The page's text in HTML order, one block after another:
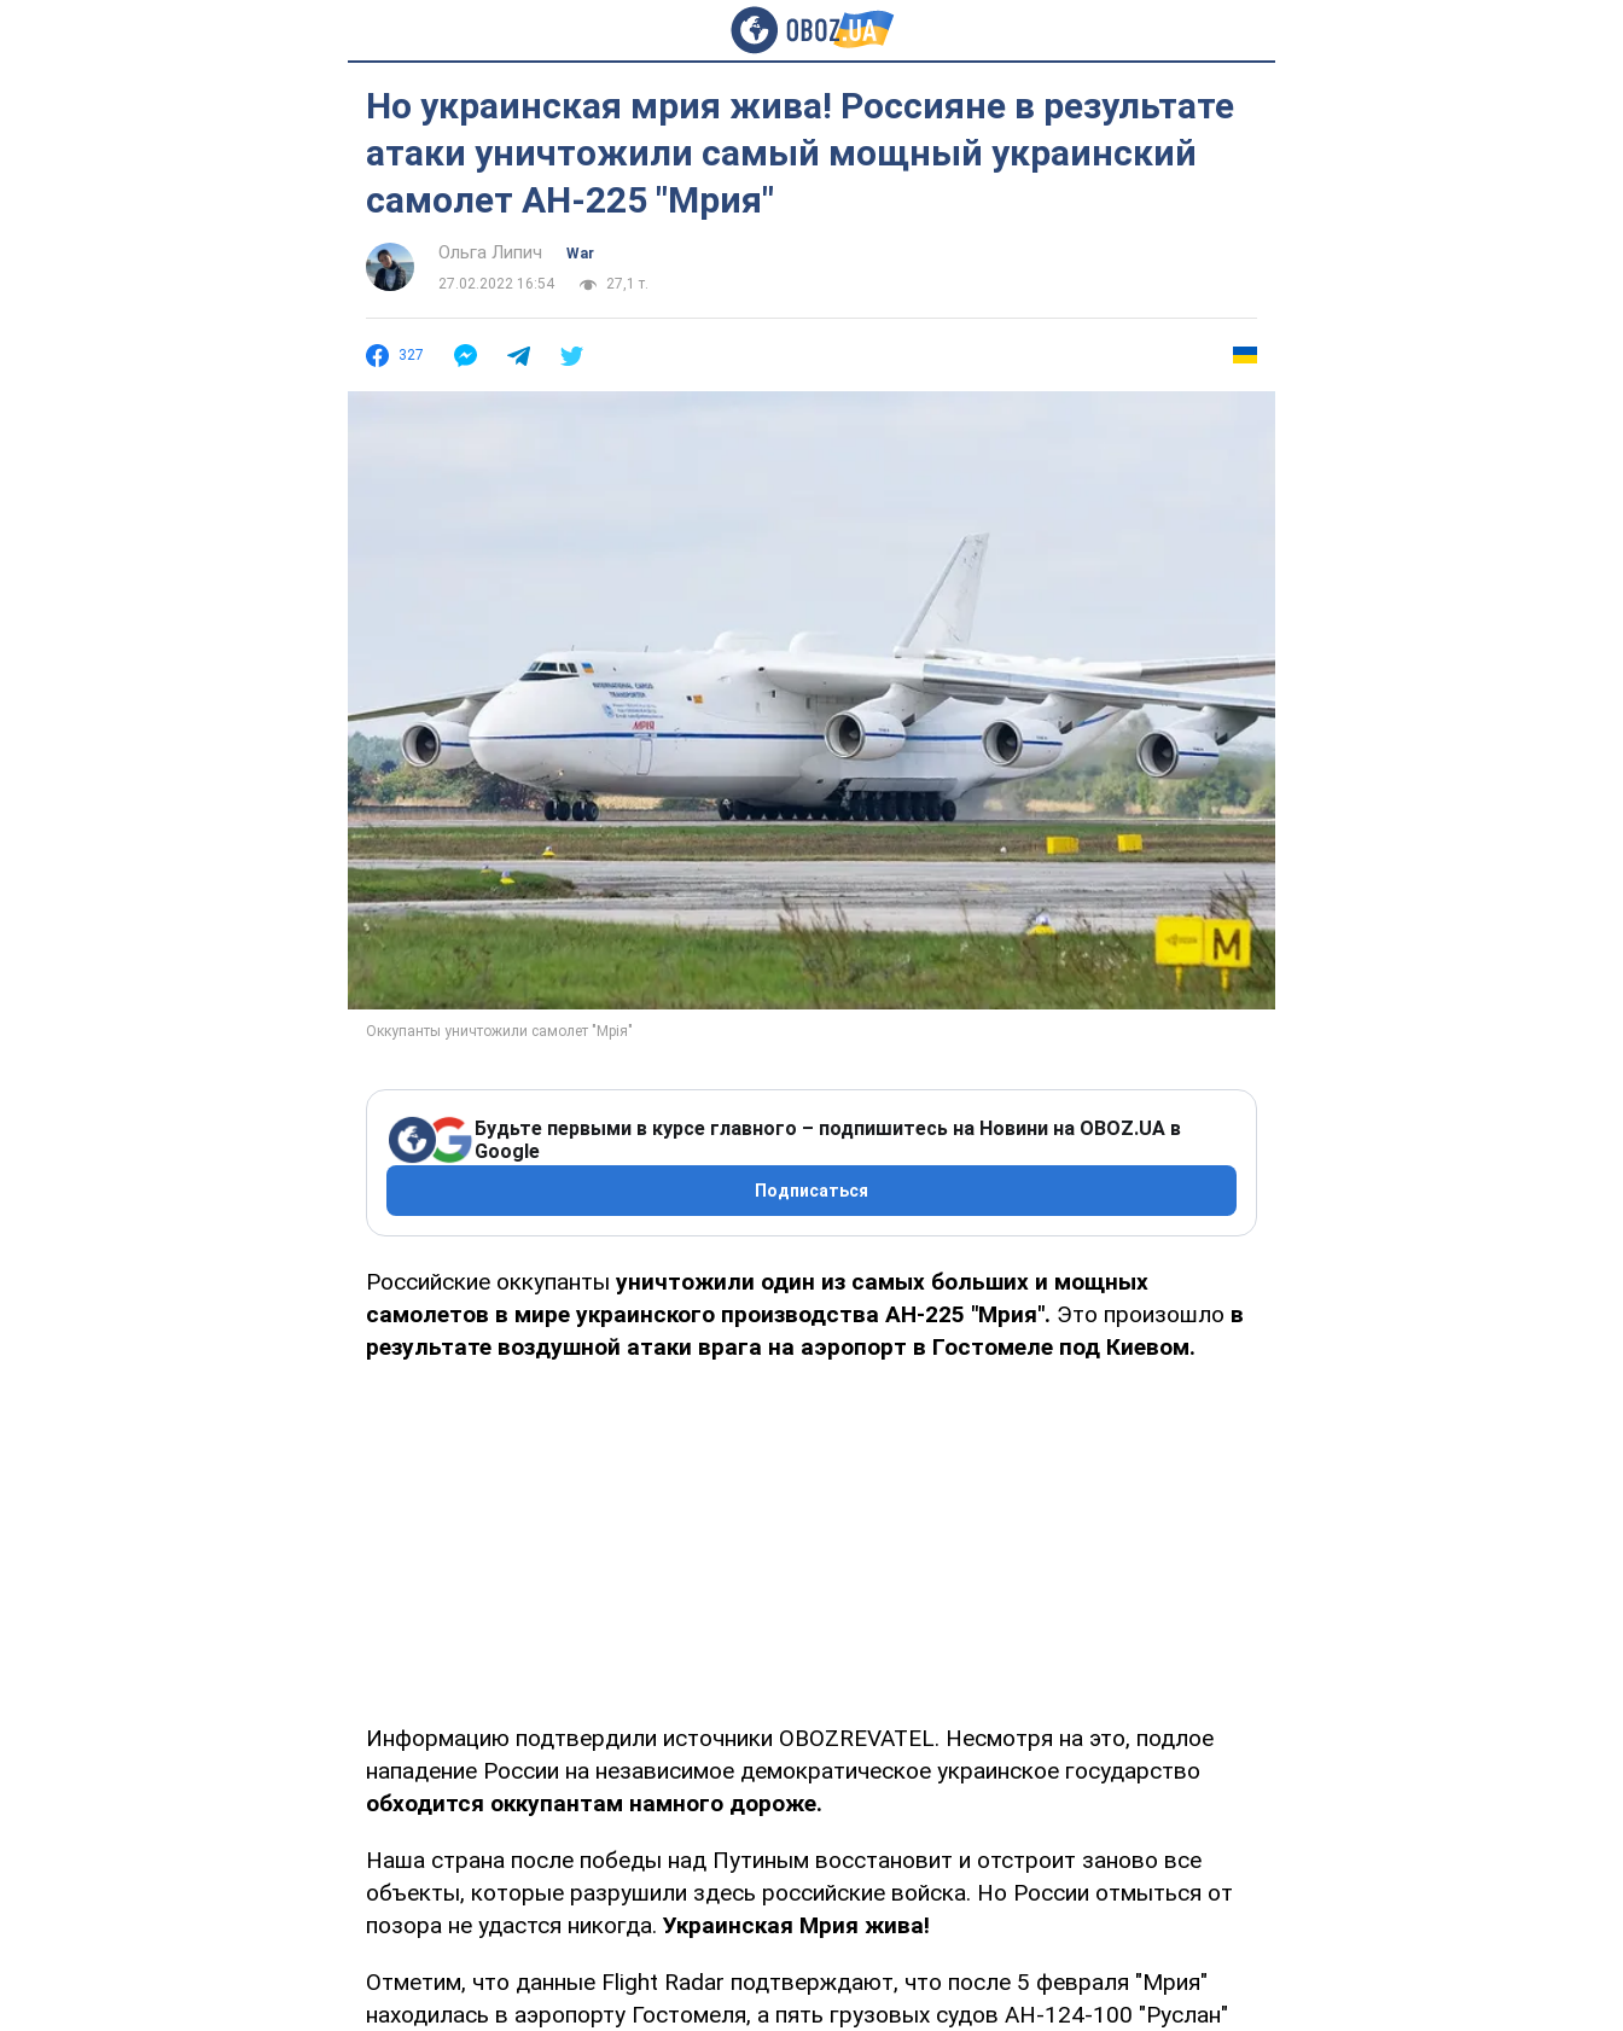
Но украинская мрия жива! Россияне в результате
атаки уничтожили самый мощный украинский
самолет АН-225 "Мрия"
Ольга Липич
War
27.02.2022 16:54
27,1 т.
327
Будьте первыми в курсе главного – подпишитесь на Новини на OBOZ.UA в
Google
Подписаться
Российские оккупанты уничтожили один из самых больших и мощных
самолетов в мире украинского производства АН-225 "Мрия". Это произошло в
результате воздушной атаки врага на аэропорт в Гостомеле под Киевом.
Информацию подтвердили источники OBOZREVATEL. Несмотря на это, подлое
нападение России на независимое демократическое украинское государство
обходится оккупантам намного дороже.
Наша страна после победы над Путиным восстановит и отстроит заново все
объекты, которые разрушили здесь российские войска. Но России отмыться от
позора не удастся никогда. Украинская Мрия жива!
Отметим, что данные Flight Radar подтверждают, что после 5 февраля "Мрия"
находилась в аэропорту Гостомеля, а пять грузовых судов АН-124-100 "Руслан"